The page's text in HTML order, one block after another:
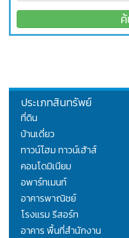
ประเภทสินทรัพย์
ที่ดิน
บ้านเดี่ยว
ทาวน์โฮม ทาวน์เฮ้าส์
คอนโดมิเนียม
อพาร์ทเมนท์
อาคารพาณิชย์
โรงแรม รีสอร์ท
อาคาร พื้นที่สำนักงาน